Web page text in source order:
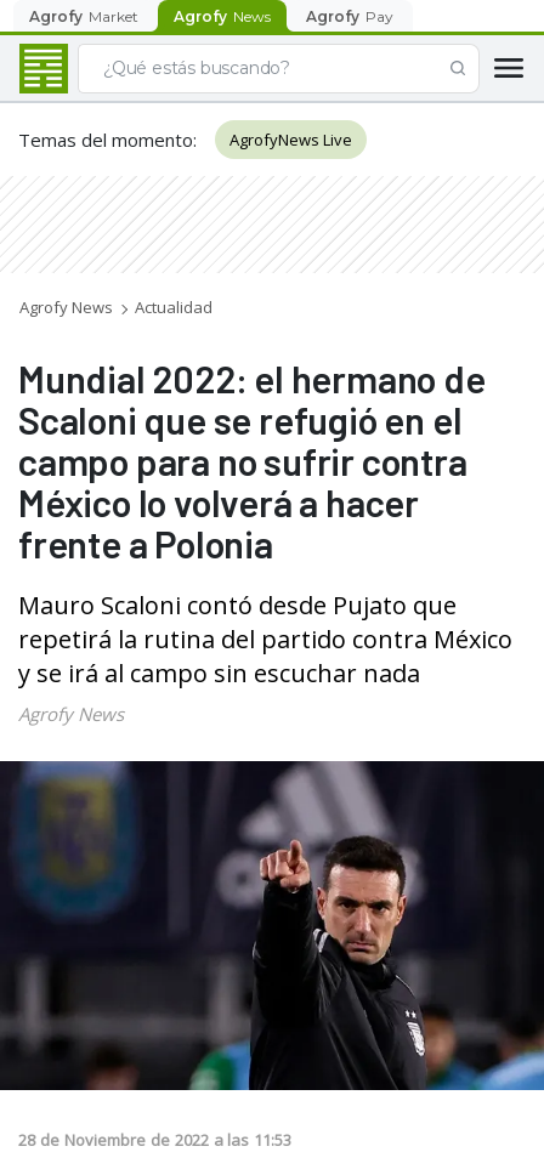
Agrofy Market Agrofy News Agrofy Pay
Temas del momento: AgrofyNews Live
Agrofy News Actualidad
Mundial 2022: el hermano de
Scaloni que se refugió en el
campo para no sufrir contra
México lo volverá a hacer
frente a Polonia
Mauro Scaloni contó desde Pujato que
repetirá la rutina del partido contra México
y se irá al campo sin escuchar nada
Agrofy News
28 de Noviembre de 2022 a las 11:53